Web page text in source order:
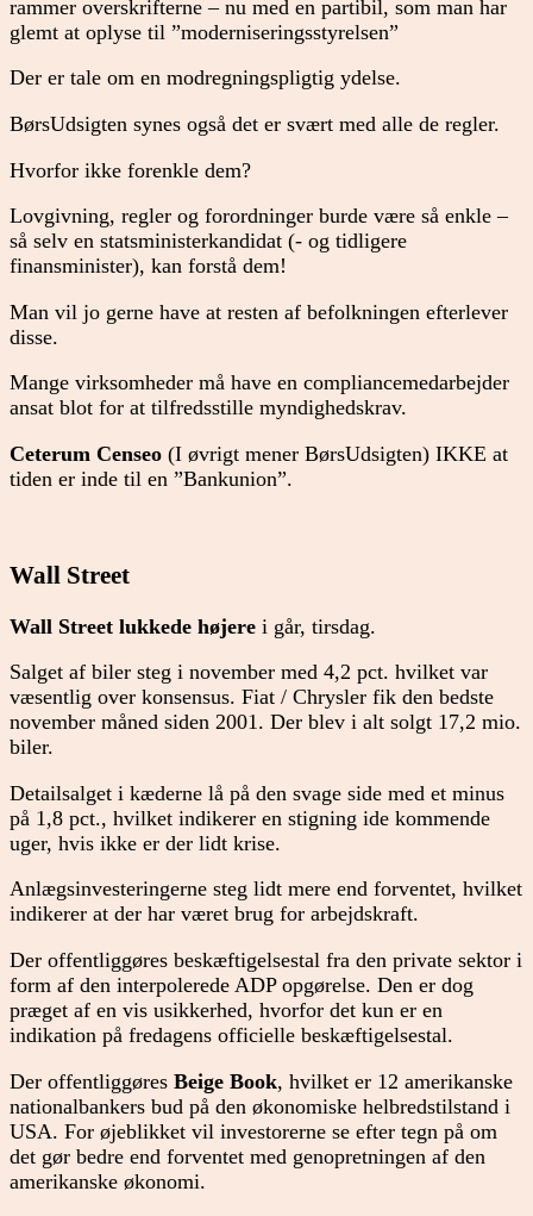
rammer overskrifterne – nu med en partibil, som man har
glemt at oplyse til ”moderniseringsstyrelsen”
Der er tale om en modregningspligtig ydelse.
BørsUdsigten synes også det er svært med alle de regler.
Hvorfor ikke forenkle dem?
Lovgivning, regler og forordninger burde være så enkle –
så selv en statsministerkandidat (- og tidligere
finansminister), kan forstå dem!
Man vil jo gerne have at resten af befolkningen efterlever
disse.
Mange virksomheder må have en compliancemedarbejder
ansat blot for at tilfredsstille myndighedskrav.
Ceterum Censeo (I øvrigt mener BørsUdsigten) IKKE at
tiden er inde til en ”Bankunion”.
Wall Street
Wall Street lukkede højere i går, tirsdag.
Salget af biler steg i november med 4,2 pct. hvilket var
væsentlig over konsensus. Fiat / Chrysler fik den bedste
november måned siden 2001. Der blev i alt solgt 17,2 mio.
biler.
Detailsalget i kæderne lå på den svage side med et minus
på 1,8 pct., hvilket indikerer en stigning ide kommende
uger, hvis ikke er der lidt krise.
Anlægsinvesteringerne steg lidt mere end forventet, hvilket
indikerer at der har været brug for arbejdskraft.
Der offentliggøres beskæftigelsestal fra den private sektor i
form af den interpolerede ADP opgørelse. Den er dog
præget af en vis usikkerhed, hvorfor det kun er en
indikation på fredagens officielle beskæftigelsestal.
Der offentliggøres Beige Book, hvilket er 12 amerikanske
nationalbankers bud på den økonomiske helbredstilstand i
USA. For øjeblikket vil investorerne se efter tegn på om
det gør bedre end forventet med genopretningen af den
amerikanske økonomi.